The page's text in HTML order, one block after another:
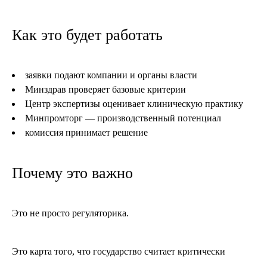
Как это будет работать
заявки подают компании и органы власти
Минздрав проверяет базовые критерии
Центр экспертизы оценивает клиническую практику
Минпромторг — производственный потенциал
комиссия принимает решение
Почему это важно
Это не просто регуляторика.
Это карта того, что государство считает критически